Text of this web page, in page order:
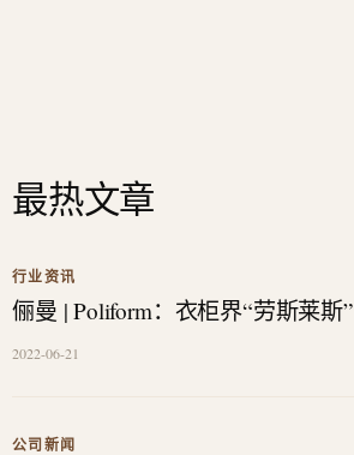
最热文章
行业资讯
俪曼 | Poliform：衣柜界“劳斯莱斯”
2022-06-21
公司新闻